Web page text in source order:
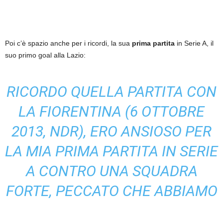
Poi c’è spazio anche per i ricordi, la sua prima partita in Serie A, il
suo primo goal alla Lazio:
RICORDO QUELLA PARTITA CON
LA FIORENTINA (6 OTTOBRE
2013, NDR), ERO ANSIOSO PER
LA MIA PRIMA PARTITA IN SERIE
A CONTRO UNA SQUADRA
FORTE, PECCATO CHE ABBIAMO